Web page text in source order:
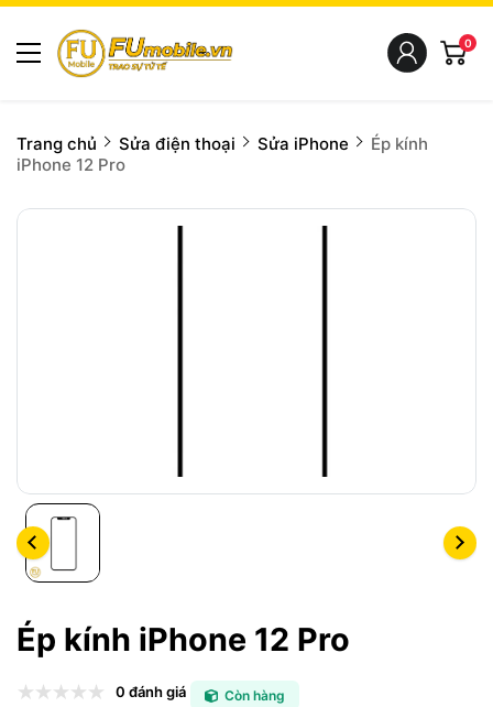
0
Trang chủ Sửa điện thoại Sửa iPhone
Ép kính
iPhone 12 Pro
Ép kính iPhone 12 Pro
0 đánh giá Còn hàng